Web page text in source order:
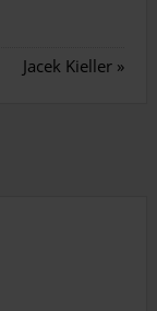
Jacek Kieller »